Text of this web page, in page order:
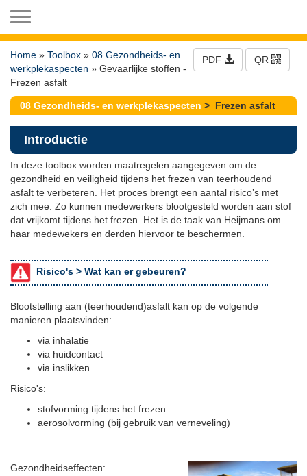
PDF QR
Home » Toolbox » 08 Gezondheids- en
werkplekaspecten » Gevaarlijke stoffen -
Frezen asfalt
08 Gezondheids- en werkplekaspecten > Frezen asfalt
Introductie
In deze toolbox worden maatregelen aangegeven om de
gezondheid en veiligheid tijdens het frezen van teerhoudend
asfalt te verbeteren. Het proces brengt een aantal risico’s met
zich mee. Zo kunnen medewerkers blootgesteld worden aan stof
dat vrijkomt tijdens het frezen. Het is de taak van Heijmans om
haar medewekers en derden hiervoor te beschermen.
Risico's > Wat kan er gebeuren?
Blootstelling aan (teerhoudend)asfalt kan op de volgende
manieren plaatsvinden:
via inhalatie
via huidcontact
via inslikken
Risico's:
stofvorming tijdens het frezen
aerosolvorming (bij gebruik van verneveling)
Gezondheidseffecten: